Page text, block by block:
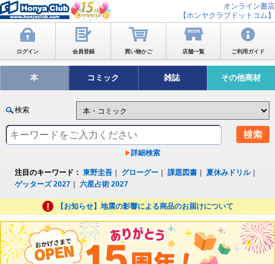
オンライン書店
【ホンヤクラブドットコム】
ログイン 会員登録 買い物かご 店舗一覧 ご利用ガイド
本 コミック 雑誌 その他商材
検索
詳細検索
注目のキーワード： 東野圭吾 グローグー ｜課題図書 ｜夏休みドリル｜
ゲッターズ 2027 ｜六星占術 2027
【お知らせ】地震の影響による商品のお届けについて